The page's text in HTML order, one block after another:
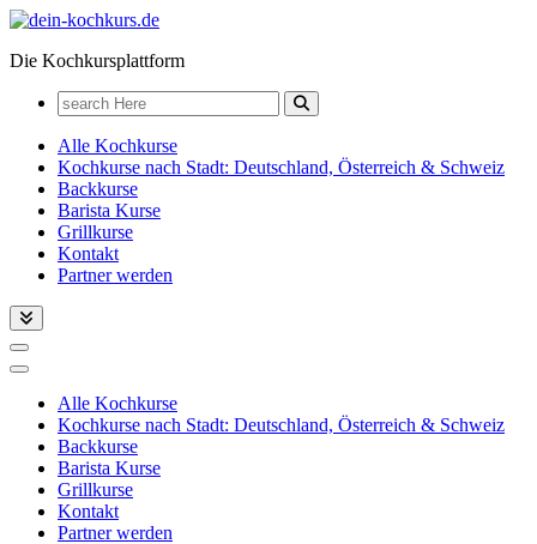
Zum
springen
Die Kochkursplattform
Search
for:
Alle Kochkurse
Kochkurse nach Stadt: Deutschland, Österreich & Schweiz
Backkurse
Barista Kurse
Grillkurse
Kontakt
Partner werden
Alle Kochkurse
Kochkurse nach Stadt: Deutschland, Österreich & Schweiz
Backkurse
Barista Kurse
Grillkurse
Kontakt
Partner werden